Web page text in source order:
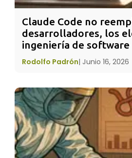
adversidad y el dolor te
y pierdes tu fortaleza? ¿Eres
comienza con un corazón
un espíritu fluido, pero
una separación, o un
te has transformado por
“¿O eres como el café? El
el elemento que le causa
agua llega al punto de
alcanza su mejor sabor. Si
Claude Code no
desarrolladores, los
ingeniería de software
Rodolfo Padrón| Junio 16, 2026